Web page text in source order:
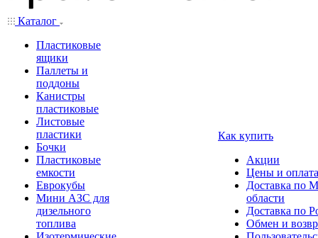
Каталог
Пластиковые
ящики
Паллеты и
поддоны
Канистры
пластиковые
Листовые
пластики
Бочки
Пластиковые
емкости
Еврокубы
Мини АЗС для
дизельного
топлива
Как купить
Акции
Цены и оплата
Доставка по
области
Доставка по
Обмен и